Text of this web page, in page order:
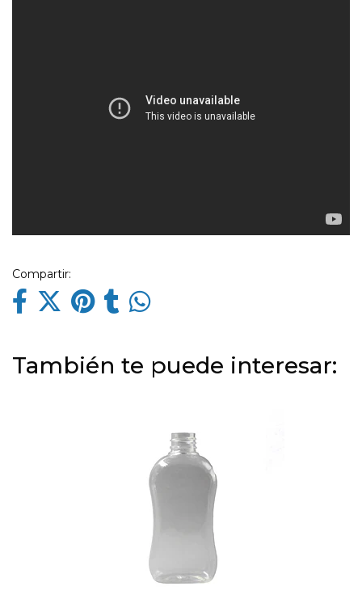
Compartir:
También te puede interesar: